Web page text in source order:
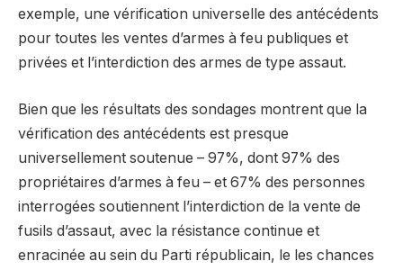
exemple, une vérification universelle des antécédents
pour toutes les ventes d’armes à feu publiques et
privées et l’interdiction des armes de type assaut.
Bien que les résultats des sondages montrent que la
vérification des antécédents est presque
universellement soutenue – 97%, dont 97% des
propriétaires d’armes à feu – et 67% des personnes
interrogées soutiennent l’interdiction de la vente de
fusils d’assaut, avec la résistance continue et
enracinée au sein du Parti républicain, le les chances